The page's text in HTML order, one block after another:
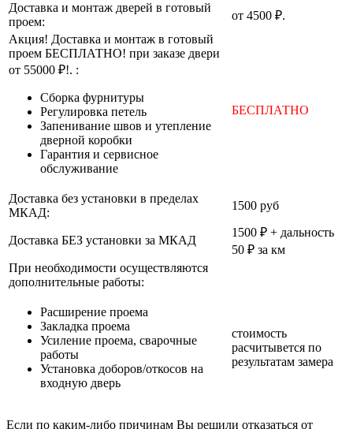
Доставка и монтаж дверей в готовый
проем:
от 4500 ₽.
Акция! Доставка и монтаж в готовый
проем БЕСПЛАТНО! при заказе двери
от 55000 ₽!. :
Cборка фурнитуры
Регулировка петель
Запенивание швов и утепление
дверной коробки
Гарантия и сервисное
обслуживание
БЕСПЛАТНО
Доставка без установки в пределах
МКАД:
1500 руб
Доставка БЕЗ установки за МКАД
1500 ₽ + дальность
50 ₽ за км
При необходимости осуществляются
дополнительные работы:
Расширение проема
Закладка проема
Усиление проема, сварочные
работы
Установка доборов/откосов на
входную дверь
стоимость
расчитывется по
результатам замера
Если по каким-либо причинам Вы решили отказаться от